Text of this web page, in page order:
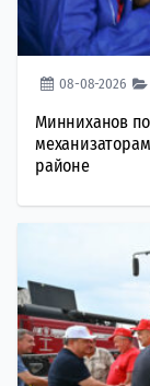
08-08-2026
Минниханов
районе